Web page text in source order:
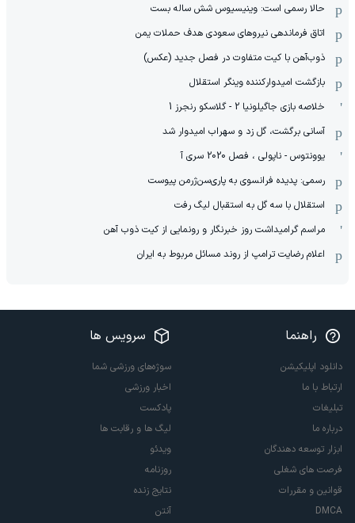
حالا رسمی است: وینیسیوس شش ساله بست
اتاق فرماندهی نیروهای سعودی هدف حملات یمن
ذوب‌آهن با کیت متفاوت در فصل جدید (عکس)
بازگشت امیدوارکننده وینگر استقلال
خلاصه بازی جاگیلونیا 2 - گلاسکو رنجرز 1
آسانی برگشت، گل زد و سهراب امیدوار شد
یوونتوس - ناپولی ، فصل 2020 سری آ
رسمی: پدیده فرانسوی به پاری‌سن‌ژرمن پیوست
استقلال با سه گل به استقبال لیگ رفت
مراسم گرامیداشت روز خبرنگار و رونمایی از کیت ذوب آهن
اعلام رضایت ترامپ از روند مسائل مربوط به ایران
راهنما
دانلود اپلیکیشن
ارتباط با ما
تبلیغات
درباره ما
ابزار توسعه دهندگان
فرصت های شغلی
قوانین و مقررات
DMCA
سرویس ها
سوژه‌های ورزشی شما
اخبار ورزشی
پادکست
لیگ ها و رقابت ها
ویدئو
روزنامه
نتایج زنده
آنتن